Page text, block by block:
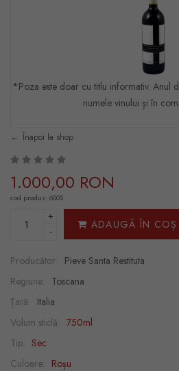
*Poza este doar cu titlu informativ. Anul
numele vinului și în
Înapoi la shop
1.000,00 RON
cod produs: 6005
+
-
ADAUGĂ ÎN COȘ
Producător: Pieve Santa Restituta
Regiune: Toscana
Țară: Italia
Volum sticlă: 750ml
Tip: Sec
Culoare: Roșu